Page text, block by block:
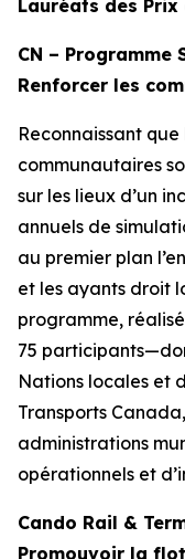
Lauréats des Prix
CN – Programme
Renforcer les
Reconnaissant
communautaires
sur les lieux d’un
annuels de
au premier plan
et les ayants droit
programme,
75
Nations locales et
Transports
administrations
opérationnels et
Cando Rail &
Promouvoir la